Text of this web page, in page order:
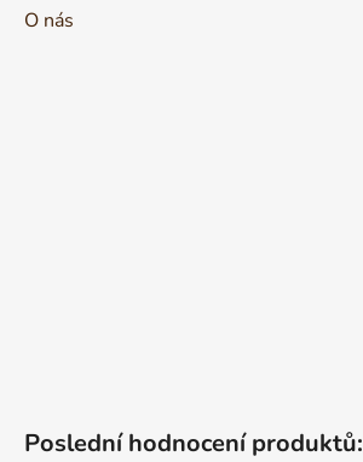
O nás
Poslední hodnocení produktů: